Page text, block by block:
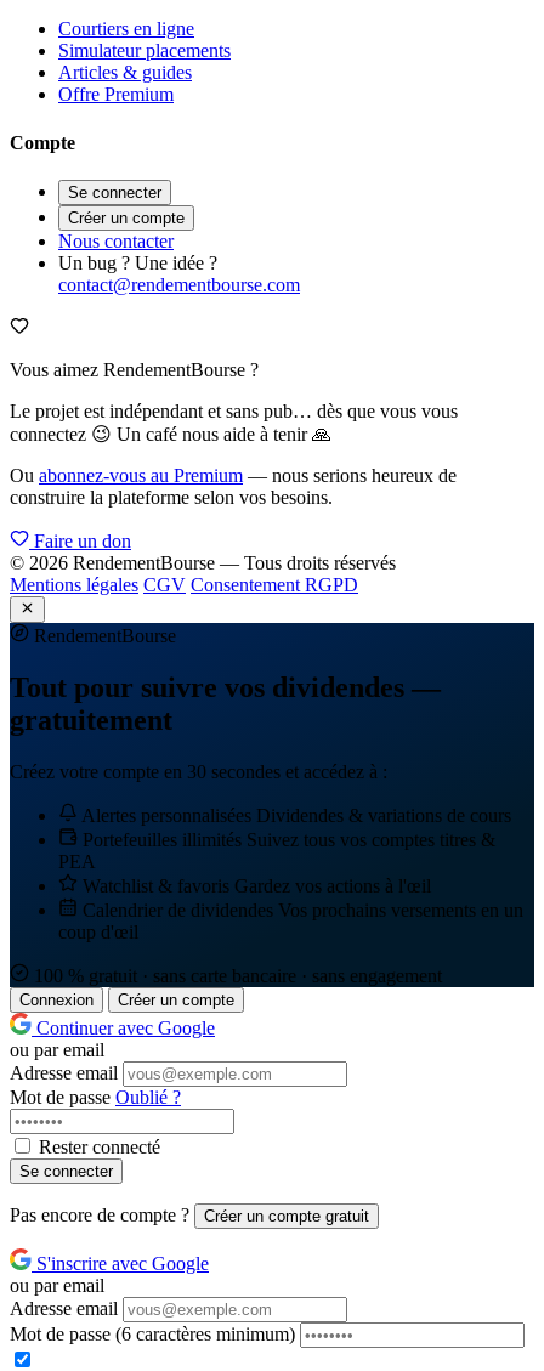
Courtiers en ligne
Simulateur placements
Articles & guides
Offre Premium
Compte
Se connecter
Créer un compte
Nous contacter
Un bug ? Une idée ?
contact@rendementbourse.com
Vous aimez RendementBourse ?
Le projet est indépendant et sans pub… dès que vous vous
connectez 😉 Un café nous aide à tenir 🙏
Ou abonnez-vous au Premium — nous serions heureux de
construire la plateforme selon vos besoins.
Faire un don
© 2026 RendementBourse — Tous droits réservés
Mentions légales CGV Consentement RGPD
RendementBourse
Tout pour suivre vos dividendes —
gratuitement
Créez votre compte en 30 secondes et accédez à :
Alertes personnalisées Dividendes & variations de cours
Portefeuilles illimités Suivez tous vos comptes titres &
PEA
Watchlist & favoris Gardez vos actions à l'œil
Calendrier de dividendes Vos prochains versements en un
coup d'œil
100 % gratuit · sans carte bancaire · sans engagement
Connexion Créer un compte
Continuer avec Google
ou par email
Adresse email
Mot de passe Oublié ?
Rester connecté
Se connecter
Pas encore de compte ? Créer un compte gratuit
S'inscrire avec Google
ou par email
Adresse email
Mot de passe (6 caractères minimum)